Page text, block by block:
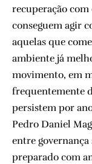
recuperação com
conseguem agir
aquelas que
ambiente já
movimento, em
frequentemente
persistem por
Pedro Daniel
entre
preparado com